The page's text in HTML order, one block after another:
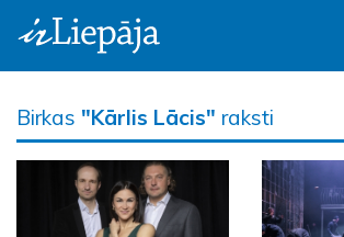
Birkas "Kārlis Lācis" raksti